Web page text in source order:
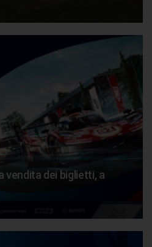
vendita dei biglietti, a